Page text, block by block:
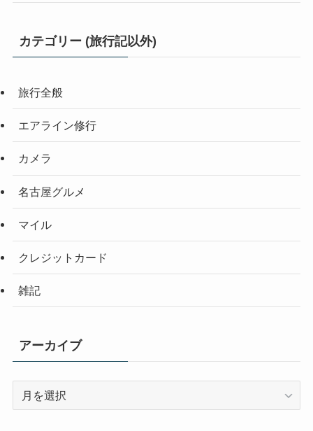
カテゴリー (旅行記以外)
旅行全般
エアライン修行
カメラ
名古屋グルメ
マイル
クレジットカード
雑記
アーカイブ